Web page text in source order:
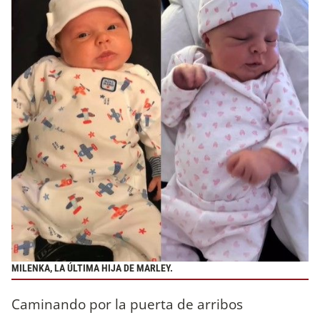
MILENKA, LA ÚLTIMA HIJA DE MARLEY.
Caminando por la puerta de arribos